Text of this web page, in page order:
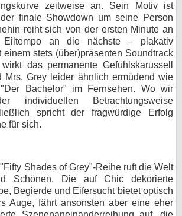
zeitweise an. Sein Motiv ist
finale Showdown um seine Person
reiht sich von der ersten Minute an
an die nächste – plakativ
einem stets (über)präsenten Soundtrack
das permanente Gefühlskarussell
Mrs. Grey leider ähnlich ermüdend wie
Bachelor" im Fernsehen. Wo wir
individuellen Betrachtungsweise
spricht der fragwürdige Erfolg
für sich.
"Fifty Shades of Grey"-Reihe ruft die Welt
Schönen. Die auf Chic dekorierte
Begierde und Eifersucht bietet optisch
Auge, fährt ansonsten aber eine eher